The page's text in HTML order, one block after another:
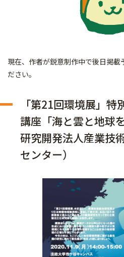
現在、作者が鋭意制作中で後日掲載
ださい。
「第21回環境展」
講座「海と雲と地球
研究開発法人産業技
センター）